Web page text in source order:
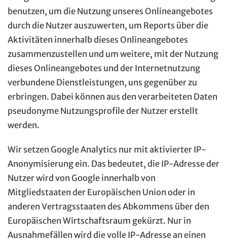
benutzen, um die Nutzung unseres Onlineangebotes
durch die Nutzer auszuwerten, um Reports über die
Aktivitäten innerhalb dieses Onlineangebotes
zusammenzustellen und um weitere, mit der Nutzung
dieses Onlineangebotes und der Internetnutzung
verbundene Dienstleistungen, uns gegenüber zu
erbringen. Dabei können aus den verarbeiteten Daten
pseudonyme Nutzungsprofile der Nutzer erstellt
werden.
Wir setzen Google Analytics nur mit aktivierter IP-
Anonymisierung ein. Das bedeutet, die IP-Adresse der
Nutzer wird von Google innerhalb von
Mitgliedstaaten der Europäischen Union oder in
anderen Vertragsstaaten des Abkommens über den
Europäischen Wirtschaftsraum gekürzt. Nur in
Ausnahmefällen wird die volle IP-Adresse an einen